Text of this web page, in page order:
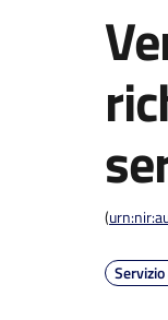
(